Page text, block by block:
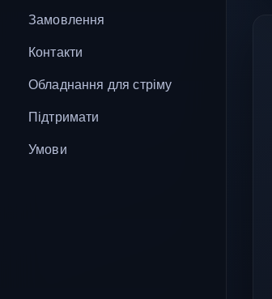
Замовлення
Контакти
Обладнання для стріму
Підтримати
Умови